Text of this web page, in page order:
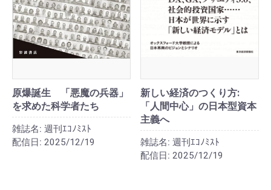
原爆誕生 「悪魔の兵器」
を求めた科学者たち
雑誌名: 週刊ｴｺﾉﾐｽﾄ
配信日: 2025/12/19
新しい経済のつくり方:
「人間中心」の日本型資本
主義へ
雑誌名: 週刊ｴｺﾉﾐｽﾄ
配信日: 2025/12/19